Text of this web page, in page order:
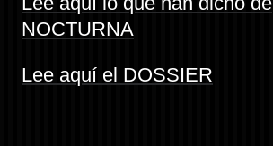
NOCTURNA
Lee aquí el DOSSIER